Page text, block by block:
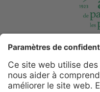
Support
Share this selection Tweet